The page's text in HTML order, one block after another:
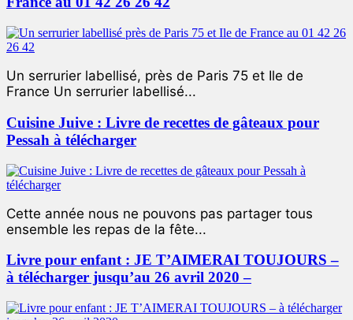
Un serrurier labellisé, près de Paris 75 et Ile de
France Un serrurier labellisé...
Cuisine Juive : Livre de recettes de gâteaux pour
Pessah à télécharger
Cette année nous ne pouvons pas partager tous
ensemble les repas de la fête...
Livre pour enfant : JE T’AIMERAI TOUJOURS –
à télécharger jusqu’au 26 avril 2020 –